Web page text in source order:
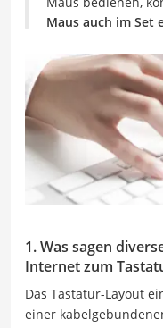
Maus auch im Set
1. Was sagen
Internet zum
Das Tastatur-Layout
einer